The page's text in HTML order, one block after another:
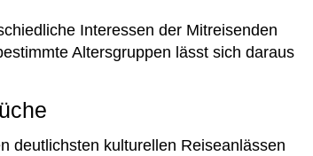
Interessen der Mitreisenden
Altersgruppen lässt sich daraus
deutlichsten kulturellen Reiseanlässen